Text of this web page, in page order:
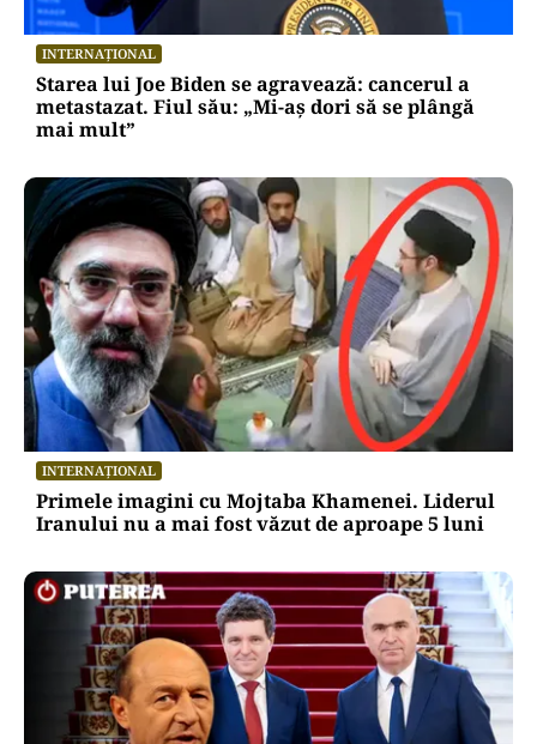
INTERNAȚIONAL
Starea lui Joe Biden se agravează: cancerul a
metastazat. Fiul său: „Mi-aș dori să se plângă
mai mult”
INTERNAȚIONAL
Primele imagini cu Mojtaba Khamenei. Liderul
Iranului nu a mai fost văzut de aproape 5 luni